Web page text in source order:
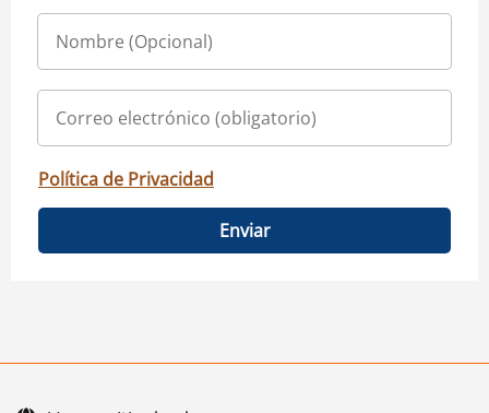
Política de Privacidad
Enviar